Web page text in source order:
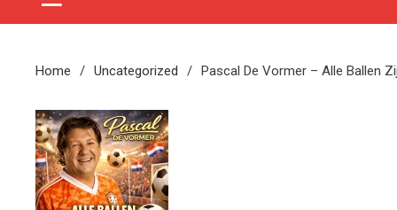
Home Uncategorized Pascal De Vormer – Alle Ballen